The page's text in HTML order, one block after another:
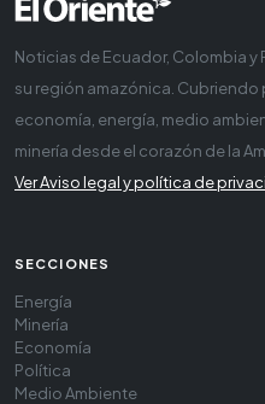
Noticias de Ecuador, Colombia y
su región amazónica. Cubriendo
economía, energía, medio
minería desde el corazón de la
Ver Aviso legal y política de
SECCIONES
Energía
Minería
Economía
Política
Medio Ambiente